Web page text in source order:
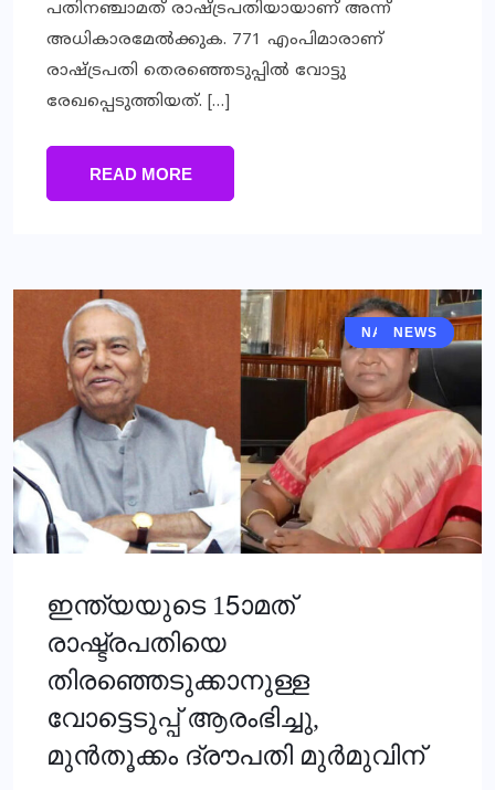
പതിനഞ്ചാമത് രാഷ്ട്രപതിയായാണ് അന്ന്
അധികാരമേല്‍ക്കുക. 771 എംപിമാരാണ്
രാഷ്ട്രപതി തെരഞ്ഞെടുപ്പില്‍ വോട്ടു
രേഖപ്പെടുത്തിയത്. […]
READ MORE
NATIONAL
NEWS
ഇന്ത്യയുടെ 15ാമത്
രാഷ്ട്രപതിയെ
തിരഞ്ഞെടുക്കാനുള്ള
വോട്ടെടുപ്പ് ആരംഭിച്ചു,
മുന്‍തൂക്കം ദ്രൗപതി മുര്‍മുവിന്